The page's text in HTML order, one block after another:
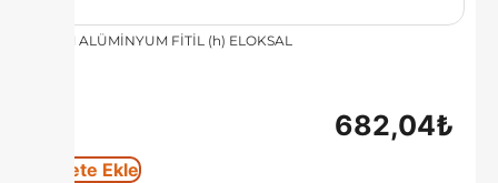
8 MM ALÜMİNYUM FİTİL (h) ELOKSAL
682,04₺
Sepete Ekle